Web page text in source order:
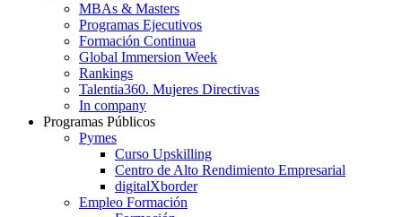
MBAs & Masters
Programas Ejecutivos
Formación Continua
Global Immersion Week
Rankings
Talentia360. Mujeres Directivas
In company
Programas Públicos
Pymes
Curso Upskilling
Centro de Alto Rendimiento Empresarial
digitalXborder
Empleo Formación